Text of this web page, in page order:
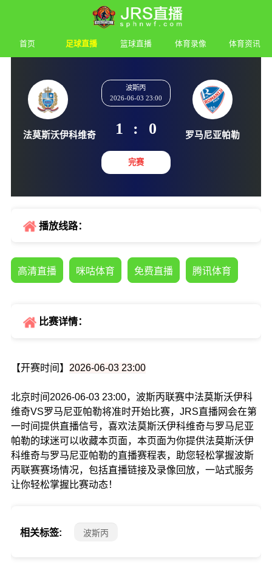
首页 足球直播 篮球直播 体育录像 体育资讯
法莫斯沃伊科维奇
波斯丙
1 :
完赛
播放线路：
高清直播 咪咕体育 免费直播 腾讯体育
比赛详情：
【开赛时间】 2026-06-03 23:00
北京时间2026-06-03 23:00，波斯丙联赛中法莫斯沃伊科
维奇VS罗马尼亚帕勒将准时开始比赛，JRS直播网会在第
一时间提供直播信号，喜欢法莫斯沃伊科维奇与罗马尼亚
帕勒的球迷可以收藏本页面，本页面为你提供法莫斯沃伊
科维奇与罗马尼亚帕勒的直播赛程表，助您轻松掌握波斯
丙联赛赛场情况，包括直播链接及录像回放，一站式服务
让你轻松掌握比赛动态！
相关标签: 波斯丙